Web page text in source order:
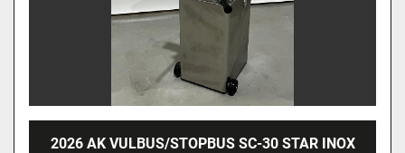
2026 AK VULBUS/STOPBUS SC-30 STAR INOX